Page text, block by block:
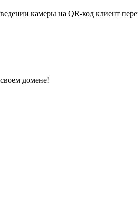
камеры на QR-код клиент
домене!